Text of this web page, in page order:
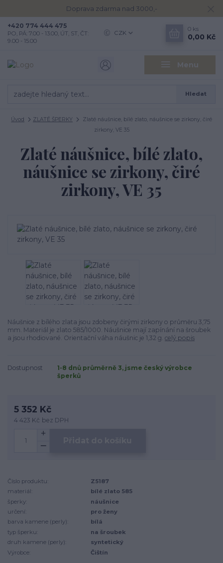
Doprava zdarma nad 3000,-
Menu
CZK
Hledat
+420 774 444 475
PO, PÁ: 7.00 - 13.00, ÚT, ST, ČT:
9.00 - 15.00
0 ks
0,00 Kč
Úvod ZLATÉ ŠPERKY
Zlaté náušnice, bílé zlato, náušnice se zirkony, čiré
zirkony, VE 35
Zlaté náušnice, bílé zlato,
náušnice se zirkony, čiré
zirkony, VE 35
Náušnice z bílého zlata jsou zdobeny čirými zirkony o průměru 3,75
mm. Materiál je zlato 585/1000. Náušnice mají zapínání na šroubek
a jsou rhodiované. Orientační váha náušnic je 1,32 g. celý popis
Dostupnost
1-8 dnů průměrně 3, jsme český výrobce
šperků
5 352 Kč
4 423 Kč bez DPH
Číslo produktu:
Z5187
materiál:
bílé zlato 585
šperky:
náušnice
určení:
pro ženy
barva kamene (perly):
bílá
typ šperku:
na šroubek
druh kamene (perly):
syntetický
Výrobce:
Čištín